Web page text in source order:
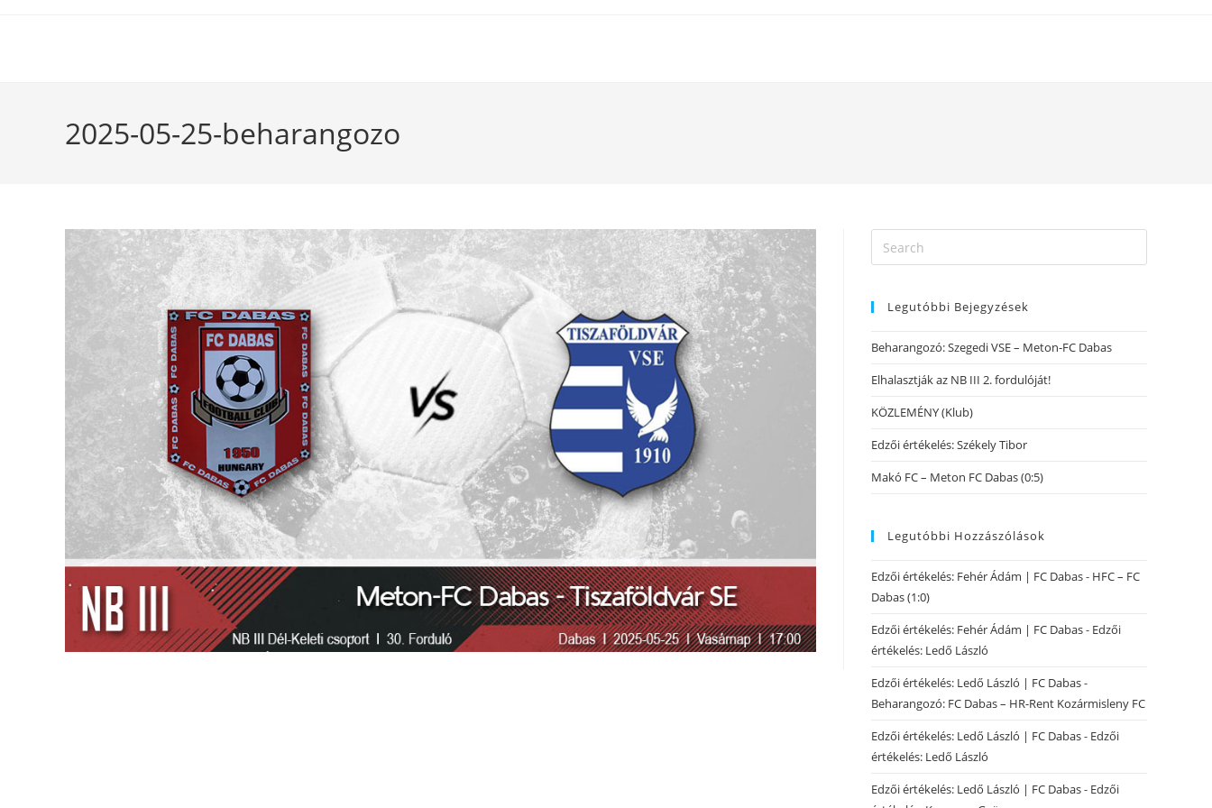
2025-05-25-beharangozo
Legutóbbi Bejegyzések
Beharangozó: Szegedi VSE – Meton-FC Dabas
Elhalasztják az NB III 2. fordulóját!
KÖZLEMÉNY (Klub)
Edzői értékelés: Székely Tibor
Makó FC – Meton FC Dabas (0:5)
Legutóbbi Hozzászólások
Edzői értékelés: Fehér Ádám | FC Dabas- HFC – FC
Dabas (1:0)
Edzői értékelés: Fehér Ádám | FC Dabas- Edzői
értékelés: Ledő László
Edzői értékelés: Ledő László | FC Dabas-
Beharangozó: FC Dabas – HR-Rent Kozármisleny FC
Edzői értékelés: Ledő László | FC Dabas- Edzői
értékelés: Ledő László
Edzői értékelés: Ledő László | FC Dabas- Edzői